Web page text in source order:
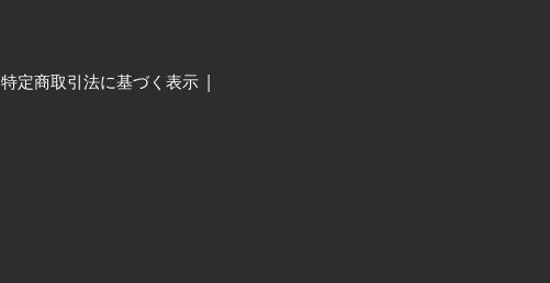
特定商取引法に基づく表示